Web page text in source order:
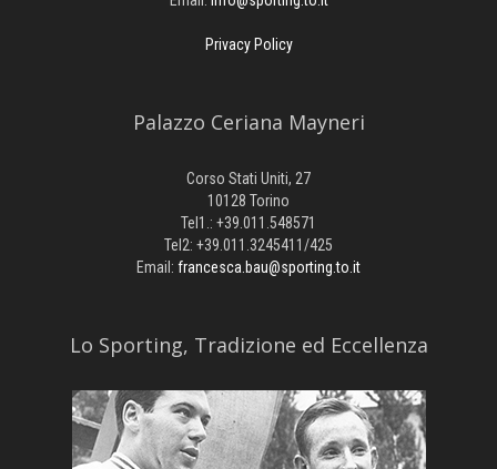
Privacy Policy
Palazzo Ceriana Mayneri
Corso Stati Uniti, 27
10128 Torino
Tel1.: +39.011.548571
Tel2: +39.011.3245411/425
Email: francesca.bau@sporting.to.it
​Lo Sporting, Tradizione ed Eccellenza